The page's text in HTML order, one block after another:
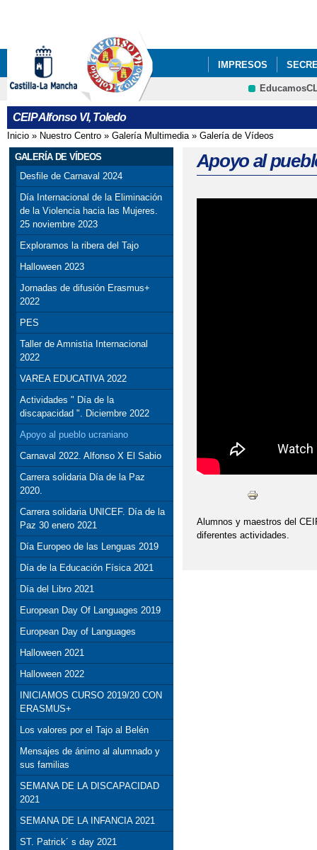
IMPRESOS
PROYECTOS DE
CEIP Alfonso VI, Toledo
Se encuentra usted aquí
Inicio » Nuestro Centro » Galería Multimedia» Galería de Vídeos
GALERÍA DE VÍDEOS
Desfile de Carnaval 2024
Día Internacional de la Eliminación
de la Violencia hacia las Mujeres.
25 noviembre 2023
Exploramos la ribera del Tajo
Halloween 2023
Jornadas de difusión Erasmus+
2022
PES
Taller de Amnistia Internacional
2022
VAREA EDUCATIVA 2022
Actividades " Día de la
discapacidad ". Diciembre 2022
Apoyo al pueblo ucraniano
Carnaval 2022. Alfonso X El Sabio
Carrera solidaria Día de la Paz
2020.
Carrera solidaria UNICEF. Día de la
Paz 30 enero 2021
Día Europeo de las Lenguas 2019
Día de la Educación Física 2021
Día del Libro 2021
European Day Of Languages 2019
European Day of Languages
Halloween 2021
Halloween 2022
INICIAMOS CURSO 2019/20 CON
ERASMUS+
Los valores por el Tajo al Belén
Mensajes de ánimo al alumnado y
sus familias
SEMANA DE LA DISCAPACIDAD
2021
SEMANA DE LA INFANCIA 2021
ST. Patrick´ s day 2021
Apoyo al
Alumnos y maestros del
diferentes actividades.